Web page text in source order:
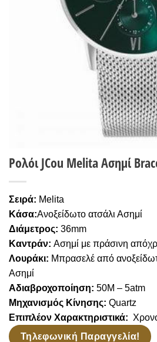
Ρολόι JCou Melita Ασημί
Σειρά: Melita
Κάσα:Ανοξείδωτο ατσάλι Ασημί
Διάμετρος: 36mm
Καντράν: Ασημί με πράσινη
Λουράκι: Μπρασελέ από
Ασημί
Αδιαβροχοποίηση: 50M – 5atm
Μηχανισμός Κίνησης: Quartz
Επιπλέον Χαρακτηριστικά:
Τηλεφωνική Παραγγελία!